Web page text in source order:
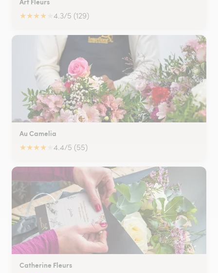
★★★★ 4.3/5 (129)
Au Camelia
★★★★ 4.4/5 (55)
Catherine Fleurs